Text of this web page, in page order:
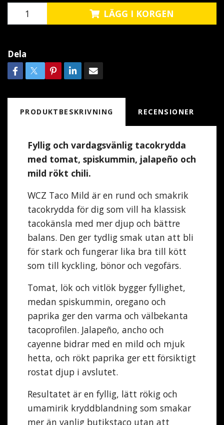
LÄGG I KORGEN
Dela
PRODUKTBESKRIVNING RECENSIONER
Fyllig och vardagsvänlig tacokrydda
med tomat, spiskummin, jalapeño och
mild rökt chili.
WCZ Taco Mild är en rund och smakrik
tacokrydda för dig som vill ha klassisk
tacokänsla med mer djup och bättre
balans. Den ger tydlig smak utan att bli
för stark och fungerar lika bra till kött
som till kyckling, bönor och vegofärs.
Tomat, lök och vitlök bygger fyllighet,
medan spiskummin, oregano och
paprika ger den varma och välbekanta
tacoprofilen. Jalapeño, ancho och
cayenne bidrar med en mild och mjuk
hetta, och rökt paprika ger ett försiktigt
rostat djup i avslutet.
Resultatet är en fyllig, lätt rökig och
umamirik kryddblandning som smakar
mer än vanlig butikstaco utan att